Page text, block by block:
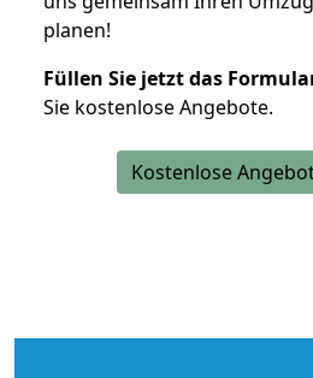
planen!
Füllen Sie jetzt das
Sie kostenlose Angebote.
Kostenlose